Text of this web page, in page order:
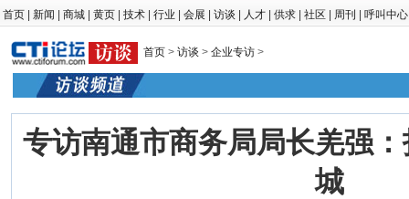
首页 新闻 商城 黄页 技术 行业 会展 访谈 人才 供求 社区 周刊 呼叫中心
首页 > 访谈 > 企业专访 >
专访南通市商务局局长羌强
城